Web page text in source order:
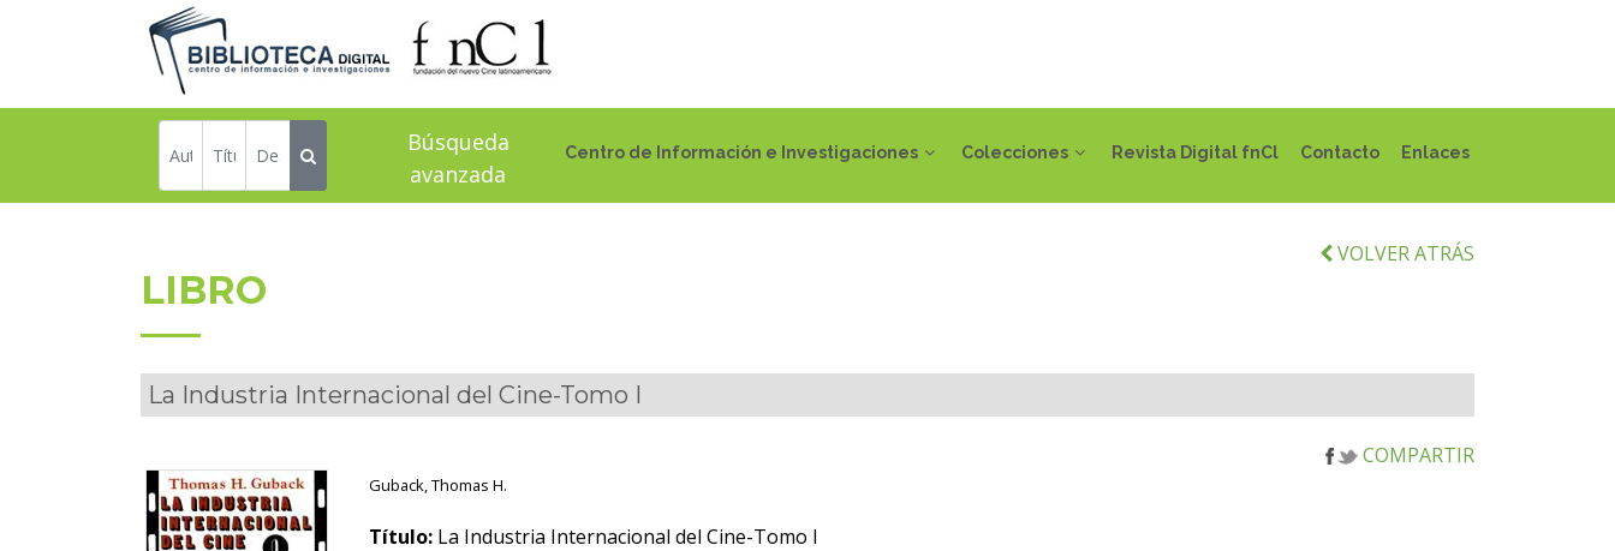
Centro de Información e Investigaciones Colecciones Revista Digital fnCl Contacto Enlaces
Búsqueda
avanzada
VOLVER ATRÁS
LIBRO
La Industria Internacional del Cine-Tomo I
COMPARTIR
Guback, Thomas H.
Título: La Industria Internacional del Cine-Tomo I